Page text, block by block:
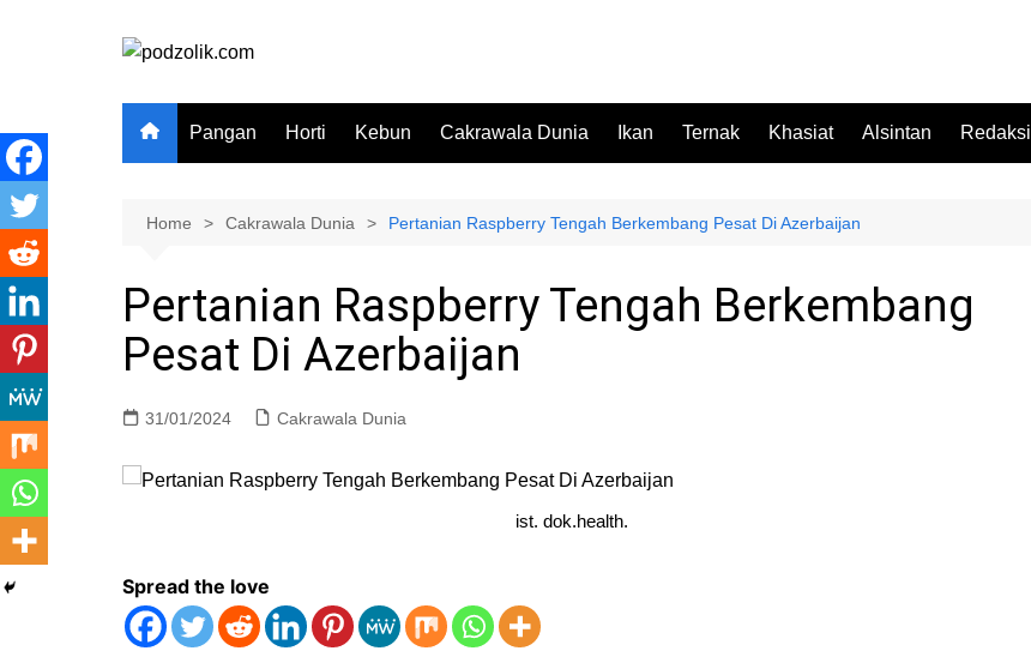
Pangan Horti Kebun Cakrawala Dunia Ikan Ternak Khasiat Alsintan Redaksi
Home Cakrawala Dunia Pertanian Raspberry Tengah Berkembang Pesat Di Azerbaijan
Pertanian Raspberry Tengah Berkembang
Pesat Di Azerbaijan
31/01/2024 Cakrawala Dunia
ist. dok.health.
Spread the love